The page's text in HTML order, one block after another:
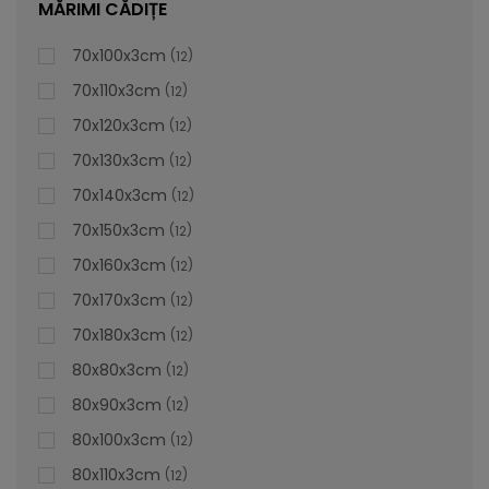
Cădiță De Duș Dalia, Crem, Cu Sifon Inclus
MĂRIMI CĂDIȚE
70x100x3cm 12
70x110x3cm 12
70x120x3cm 12
70x130x3cm 12
70x140x3cm 12
70x150x3cm 12
70x160x3cm 12
70x170x3cm 12
70x180x3cm 12
80x80x3cm 12
80x90x3cm 12
80x100x3cm 12
80x110x3cm 12